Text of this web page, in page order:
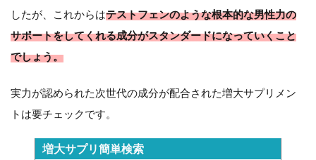
したが、これからはテストフェンのような根本的な男性力の
サポートをしてくれる成分がスタンダードになっていくこと
でしょう。
実力が認められた次世代の成分が配合された増大サプリメン
トは要チェックです。
増大サプリ簡単検索